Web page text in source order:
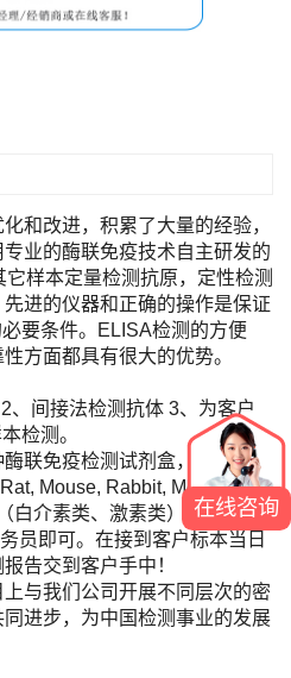
和改进，积累了大量的经验，
业的酶联免疫技术自主研发的
样本定量检测抗原，定性检测
进的仪器和正确的操作是保证
要条件。ELISA检测的方便
方面都具有很大的优势。
、间接法检测抗体 3、为客户
检测。
联免疫检测试剂盒，您只需将
Mouse, Rabbit, Monkey,
介素类、激素类）及标本数
员即可。在接到客户标本当日
告交到客户手中！
与我们公司开展不同层次的密
进步，为中国检测事业的发展
在线咨询